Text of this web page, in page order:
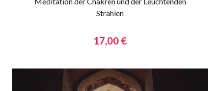
Strahlen
17,00 €